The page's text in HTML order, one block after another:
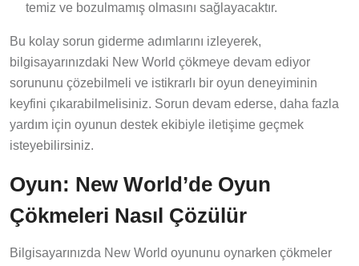
temiz ve bozulmamış olmasını sağlayacaktır.
Bu kolay sorun giderme adımlarını izleyerek,
bilgisayarınızdaki New World çökmeye devam ediyor
sorununu çözebilmeli ve istikrarlı bir oyun deneyiminin
keyfini çıkarabilmelisiniz. Sorun devam ederse, daha fazla
yardım için oyunun destek ekibiyle iletişime geçmek
isteyebilirsiniz.
Oyun: New World’de Oyun
Çökmeleri Nasıl Çözülür
Bilgisayarınızda New World oyununu oynarken çökmeler